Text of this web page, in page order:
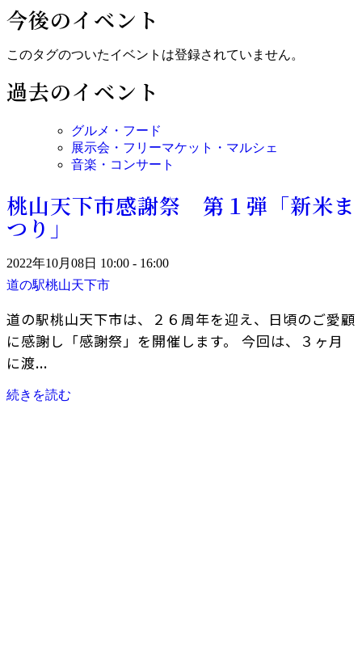
今後のイベント
このタグのついたイベントは登録されていません。
過去のイベント
グルメ・フード
展示会・フリーマケット・マルシェ
音楽・コンサート
桃山天下市感謝祭 第１弾「新米ま
つり」
2022年10月08日 10:00 - 16:00
道の駅桃山天下市
道の駅桃山天下市は、２６周年を迎え、日頃のご愛顧
に感謝し「感謝祭」を開催します。 今回は、３ヶ月
に渡...
続きを読む